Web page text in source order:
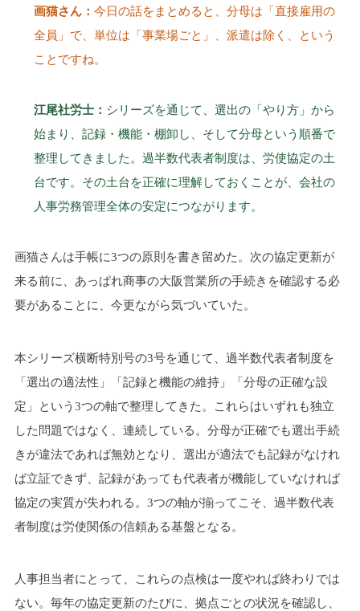
画猫さん： 今日の話をまとめると、分母は「直接雇用の
全員」で、単位は「事業場ごと」、派遣は除く、という
ことですね。
江尾社労士： シリーズを通じて、選出の「やり方」から
始まり、記録・機能・棚卸し、そして分母という順番で
整理してきました。過半数代表者制度は、労使協定の土
台です。その土台を正確に理解しておくことが、会社の
人事労務管理全体の安定につながります。
画猫さんは手帳に3つの原則を書き留めた。次の協定更新が
来る前に、あっぱれ商事の大阪営業所の手続きを確認する必
要があることに、今更ながら気づいていた。
本シリーズ横断特別号の3号を通じて、過半数代表者制度を
「選出の適法性」「記録と機能の維持」「分母の正確な設
定」という3つの軸で整理してきた。これらはいずれも独立
した問題ではなく、連続している。分母が正確でも選出手続
きが違法であれば無効となり、選出が適法でも記録がなけれ
ば立証できず、記録があっても代表者が機能していなければ
協定の実質が失われる。3つの軸が揃ってこそ、過半数代表
者制度は労使関係の信頼ある基盤となる。
人事担当者にとって、これらの点検は一度やれば終わりでは
ない。毎年の協定更新のたびに、拠点ごとの状況を確認し、